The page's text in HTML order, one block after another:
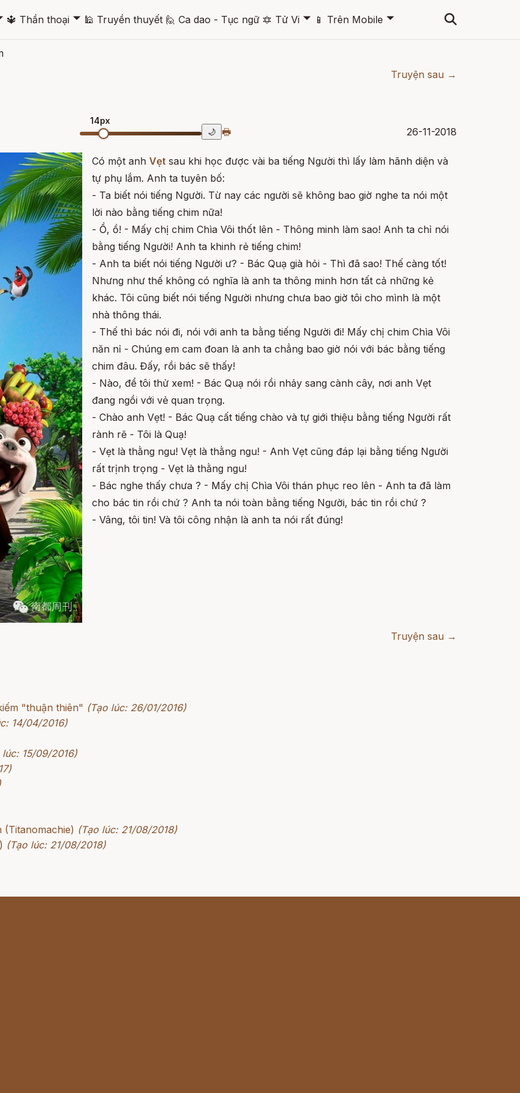
🔱 Thần thoại 🞃 🕌 Truyền thuyết 🙋 Ca dao - Tục ngữ 🔯 Tử Vi 🞃 📱 Trên Mobile 🞃
Truyện sau →
14px
🌙 🖶 26-11-2018
Có một anh Vẹt sau khi học được vài ba tiếng Người thì lấy làm hãnh diện và
tự phụ lắm. Anh ta tuyên bố:
- Ta biết nói tiếng Người. Từ nay các người sẽ không bao giờ nghe ta nói một
lời nào bằng tiếng chim nữa!
- Ồ, ồ! - Mấy chị chim Chìa Vôi thốt lên - Thông minh làm sao! Anh ta chỉ nói
bằng tiếng Người! Anh ta khinh rẻ tiếng chim!
- Anh ta biết nói tiếng Người ư? - Bác Quạ già hỏi - Thì đã sao! Thế càng tốt!
Nhưng như thế không có nghĩa là anh ta thông minh hơn tất cả những kẻ
khác. Tôi cũng biết nói tiếng Người nhưng chưa bao giờ tôi cho mình là một
nhà thông thái.
- Thế thì bác nói đi, nói với anh ta bằng tiếng Người đi! Mấy chị chim Chìa Vôi
năn nỉ - Chúng em cam đoan là anh ta chẳng bao giờ nói với bác bằng tiếng
chim đâu. Đấy, rồi bác sẽ thấy!
- Nào, để tôi thử xem! - Bác Quạ nói rồi nhảy sang cành cây, nơi anh Vẹt
đang ngồi với vẻ quan trọng.
- Chào anh Vẹt! - Bác Quạ cất tiếng chào và tự giới thiệu bằng tiếng Người rất
rành rẽ - Tôi là Quạ!
- Vẹt là thằng ngu! Vẹt là thằng ngu! - Anh Vẹt cũng đáp lại bằng tiếng Người
rất trịnh trọng - Vẹt là thằng ngu!
- Bác nghe thấy chưa ? - Mấy chị Chìa Vôi thán phục reo lên - Anh ta đã làm
cho bác tin rồi chứ ? Anh ta nói toàn bằng tiếng Người, bác tin rồi chứ ?
- Vâng, tôi tin! Và tôi công nhận là anh ta nói rất đúng!
Truyện sau →
"thuận thiên" (Tạo lúc: 26/01/2016)
14/04/2016)
lúc: 15/09/2016)
(Tạo lúc: 21/08/2018)
(Tạo lúc: 21/08/2018)